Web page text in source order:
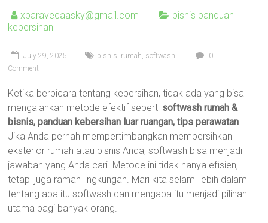
xbaravecaasky@gmail.com
bisnis panduan
kebersihan
July 29, 2025 bisnis, rumah, softwash
0
Comment
Ketika berbicara tentang kebersihan, tidak ada yang bisa
mengalahkan metode efektif seperti softwash rumah &
bisnis, panduan kebersihan luar ruangan, tips perawatan.
Jika Anda pernah mempertimbangkan membersihkan
eksterior rumah atau bisnis Anda, softwash bisa menjadi
jawaban yang Anda cari. Metode ini tidak hanya efisien,
tetapi juga ramah lingkungan. Mari kita selami lebih dalam
tentang apa itu softwash dan mengapa itu menjadi pilihan
utama bagi banyak orang.